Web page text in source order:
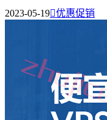
2023-05-19优惠促销